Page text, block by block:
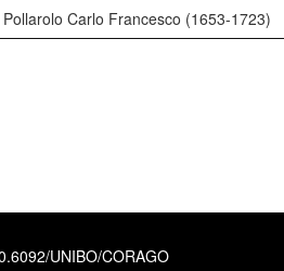
Pollarolo Carlo Francesco (1653-1723)
UNIBO/CORAGO